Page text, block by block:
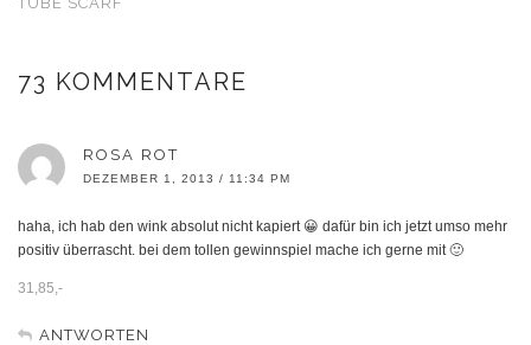
73 KOMMENTARE
ROSA ROT
DEZEMBER 1, 2013 / 11:34 PM
haha, ich hab den wink absolut nicht kapiert 😀 dafür bin ich jetzt umso mehr
positiv überrascht. bei dem tollen gewinnspiel mache ich gerne mit 🙂
31,85,-
ANTWORTEN